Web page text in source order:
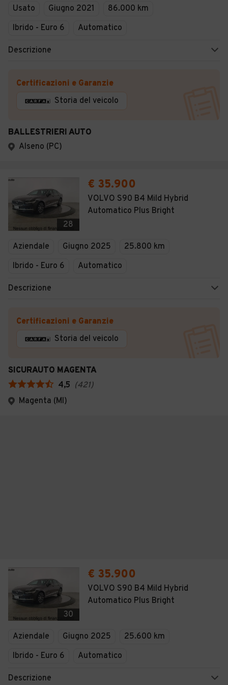
Usato Giugno 2021
86.000 km
Ibrido - Euro 6
Automatico
Descrizione
Certificazioni e Garanzie
Storia del veicolo
BALLESTRIERI AUTO
Alseno (PC)
28
€ 35.900
VOLVO S90 B4 Mild Hybrid
Automatico Plus Bright
Aziendale Giugno 2025
25.800 km
Ibrido - Euro 6
Automatico
Descrizione
Certificazioni e Garanzie
Storia del veicolo
SICURAUTO MAGENTA
4,5 (421)
Magenta (MI)
30
€ 35.900
VOLVO S90 B4 Mild Hybrid
Automatico Plus Bright
Aziendale Giugno 2025
25.600 km
Ibrido - Euro 6
Automatico
Descrizione